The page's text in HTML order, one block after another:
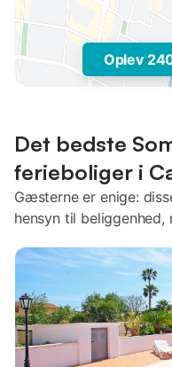
Oplev
Det bedste
ferieboliger i
Gæsterne er enige:
hensyn til